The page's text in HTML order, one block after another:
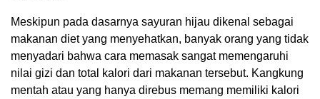
Meskipun pada dasarnya sayuran hijau dikenal sebagai
makanan diet yang menyehatkan, banyak orang yang tidak
menyadari bahwa cara memasak sangat memengaruhi
nilai gizi dan total kalori dari makanan tersebut. Kangkung
mentah atau yang hanya direbus memang memiliki kalori